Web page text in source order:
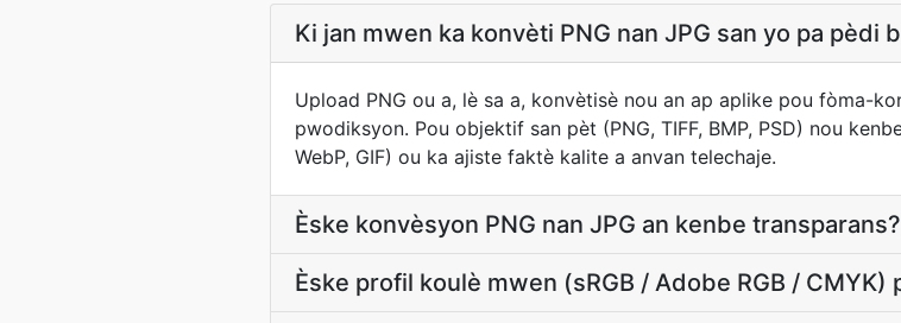
Ki jan mwen ka konvèti PNG nan JPG san yo pa pèdi
Upload PNG ou a, lè sa a, konvètisè nou an ap aplike pou fòma-
pwodiksyon. Pou objektif san pèt (PNG, TIFF, BMP, PSD) nou
WebP, GIF) ou ka ajiste faktè kalite a anvan telechaje.
Èske konvèsyon PNG nan JPG an kenbe transparans?
Èske profil koulè mwen (sRGB / Adobe RGB / CMYK)